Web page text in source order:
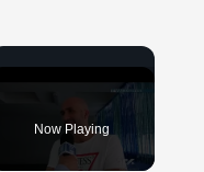
Now Playing